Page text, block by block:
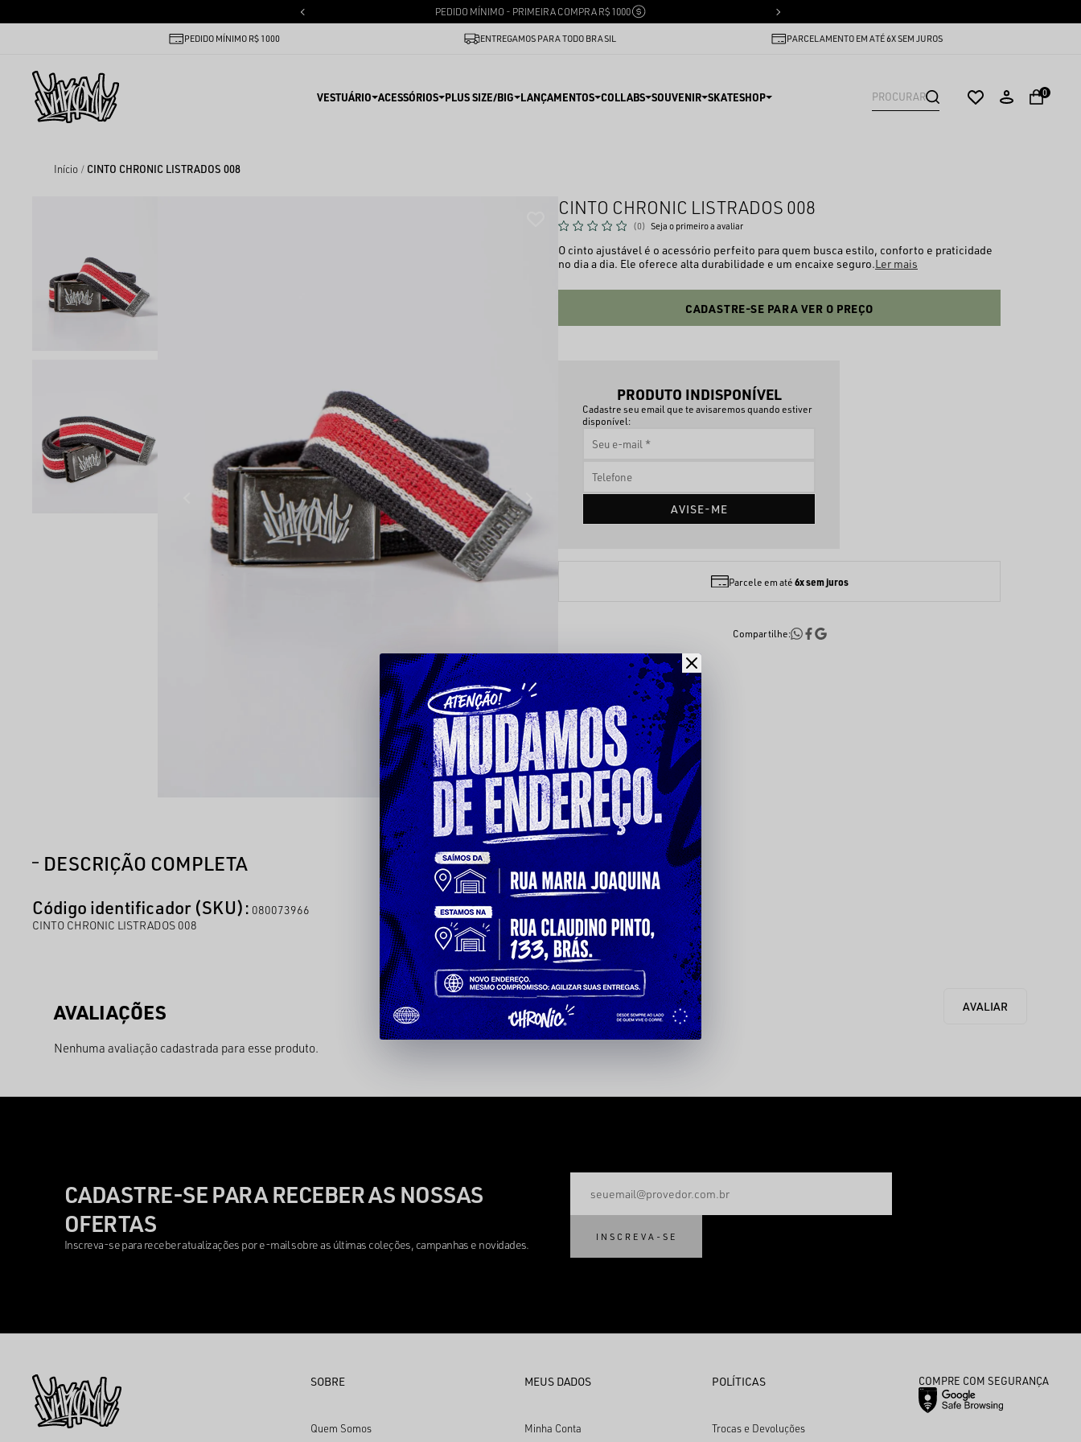
PEDIDO MÍNIMO - PRIMEIRA COMPRA R$ 1000
PEDIDO MÍNIMO R$ 1000 ENTREGAMOS PARA TODO BRASIL PARCELAMENTO EM ATÉ 6X SEM JUROS
VESTUÁRIO ACESSÓRIOS PLUS SIZE/BIG LANÇAMENTOS COLLABS SOUVENIR SKATESHOP 0
Início CINTO CHRONIC LISTRADOS 008
CINTO CHRONIC LISTRADOS 008
(0) Seja o primeiro a avaliar
O cinto ajustável é o acessório perfeito para quem busca estilo, conforto e praticidade
no dia a dia. Ele oferece alta durabilidade e um encaixe seguro.Ler mais
CADASTRE-SE PARA VER O PREÇO
PRODUTO INDISPONÍVEL
Cadastre seu email que te avisaremos quando estiver
disponível:
AVISE-ME
Parcele em até 6x sem juros
Compartilhe:
DESCRIÇÃO COMPLETA
Código identificador (SKU): 080073966
CINTO CHRONIC LISTRADOS 008
Nenhuma avaliação cadastrada para esse produto.
CADASTRE-SE PARA RECEBER AS NOSSAS
OFERTAS
Inscreva-se para receber atualizações por e-mail sobre as últimas coleções, campanhas e novidades.
INSCREVA-SE
SOBRE
Quem Somos
MEUS DADOS
Minha Conta
POLÍTICAS
Trocas e Devoluções
COMPRE COM SEGURANÇA